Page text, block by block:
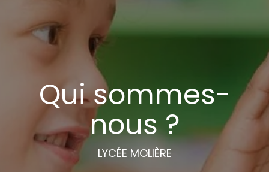
Qui sommes-
nous ?
LYCÉE MOLIÈRE